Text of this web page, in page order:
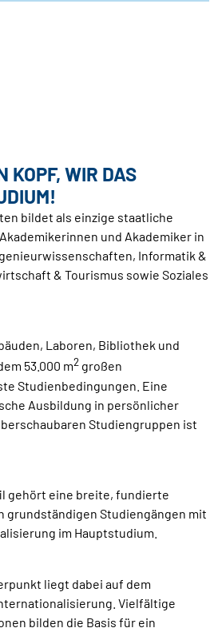
KOPF, WIR DAS
bildet als einzige staatliche
und Akademiker in
Informatik &
& Tourismus sowie Soziales
Laboren, Bibliothek und
53.000 m2 großen
Studienbedingungen. Eine
Ausbildung in persönlicher
Studiengruppen ist
gehört eine breite, fundierte
grundständigen Studiengängen mit
im Hauptstudium.
liegt dabei auf dem
Vielfältige
bilden die Basis für ein